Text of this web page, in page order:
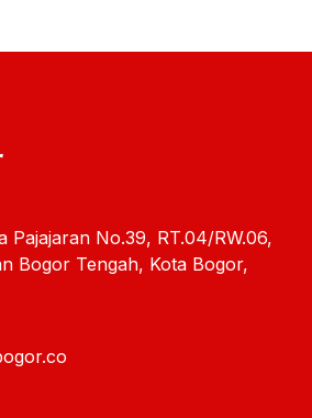
Pajajaran No.39, RT.04/RW.06,
Bogor Tengah, Kota Bogor,